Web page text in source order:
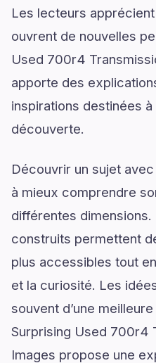
Les lecteurs
ouvrent de nouvelles
Used 700r4
apporte des
inspirations destinées
découverte.
Découvrir un sujet
à mieux comprendre
différentes
construits permettent
plus accessibles tout
et la curiosité. Les
souvent d’une
Surprising Used 700r4
Images propose une